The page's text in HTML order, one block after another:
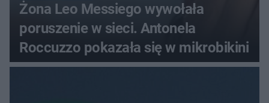
Żona Leo Messiego wywołała
poruszenie w sieci. Antonela
Roccuzzo pokazała się w mikrobikini